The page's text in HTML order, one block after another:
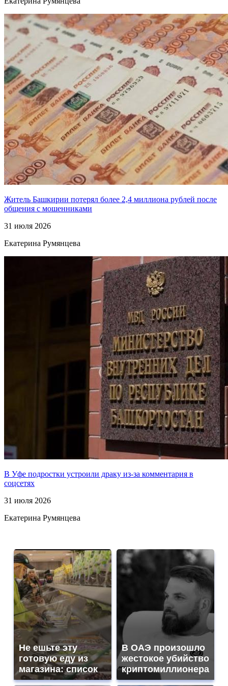
Житель Башкирии потерял более 2,4 миллиона рублей после
общения с мошенниками
31 июля 2026
Екатерина Румянцева
В Уфе подростки устроили драку из-за комментария в
соцсетях
31 июля 2026
Екатерина Румянцева
Не ешьте эту
готовую еду из
магазина: список
В ОАЭ произошло
жестокое убийство
криптомиллионера